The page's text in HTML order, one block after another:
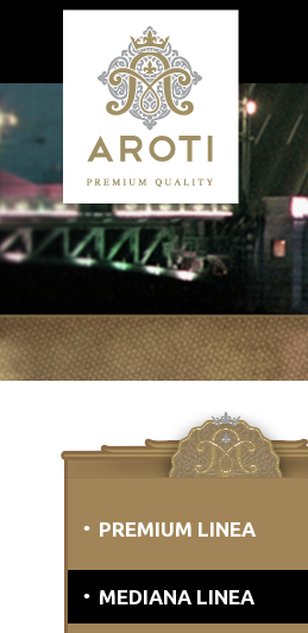
PREMIUM LINEA
MEDIANA LINEA